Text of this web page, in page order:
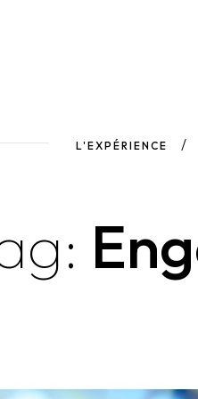
L'EXPÉRIENCE